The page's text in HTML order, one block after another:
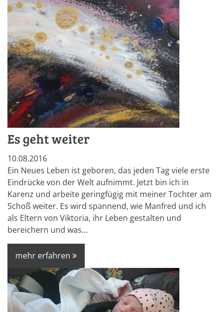
Es geht weiter
10.08.2016
Ein Neues Leben ist geboren, das jeden Tag viele erste
Eindrücke von der Welt aufnimmt. Jetzt bin ich in
Karenz und arbeite geringfügig mit meiner Tochter am
Schoß weiter. Es wird spannend, wie Manfred und ich
als Eltern von Viktoria, ihr Leben gestalten und
bereichern und was...
mehr erfahren